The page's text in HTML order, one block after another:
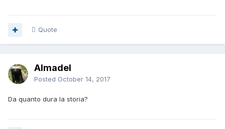
Quote
Almadel
Posted October 14, 2017
Da quanto dura la storia?